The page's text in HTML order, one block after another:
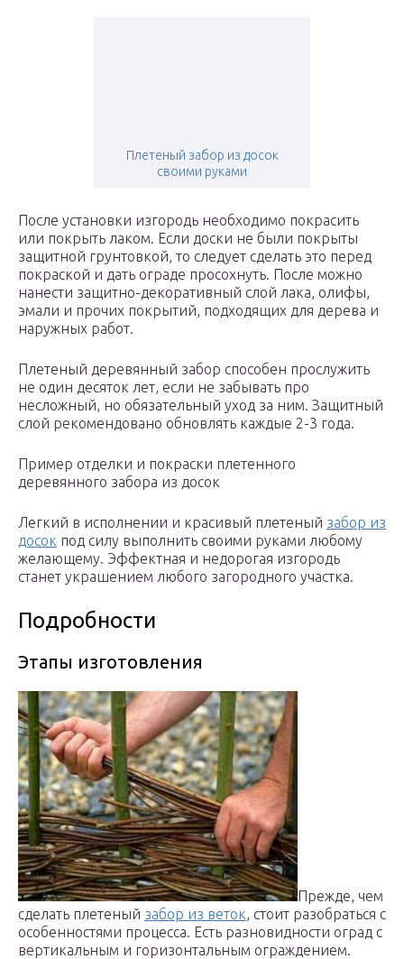
Плетеный забор из досок
своими руками
После установки изгородь необходимо покрасить
или покрыть лаком. Если доски не были покрыты
защитной грунтовкой, то следует сделать это перед
покраской и дать ограде просохнуть. После можно
нанести защитно-декоративный слой лака, олифы,
эмали и прочих покрытий, подходящих для дерева и
наружных работ.
Плетеный деревянный забор способен прослужить
не один десяток лет, если не забывать про
несложный, но обязательный уход за ним. Защитный
слой рекомендовано обновлять каждые 2-3 года.
Пример отделки и покраски плетенного
деревянного забора из досок
Легкий в исполнении и красивый плетеный забор из
досок под силу выполнить своими руками любому
желающему. Эффектная и недорогая изгородь
станет украшением любого загородного участка.
Подробности
Этапы изготовления
Прежде, чем
сделать плетеный забор из веток, стоит разобраться с
особенностями процесса. Есть разновидности оград с
вертикальным и горизонтальным ограждением.